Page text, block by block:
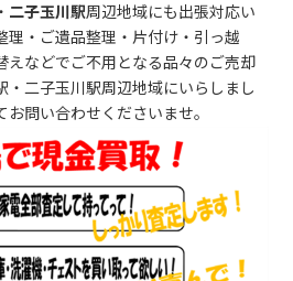
・ 二子玉川駅周辺地域にも出張対応い
理・ご遺品整理・片付け・引っ越
えなどでご不用となる品々のご売却
・二子玉川駅周辺地域にいらしまし
問い合わせくださいませ。